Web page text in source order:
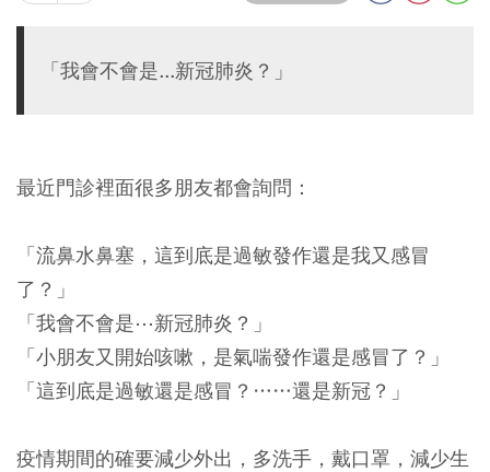
「我會不會是...新冠肺炎？」
最近門診裡面很多朋友都會詢問：
「流鼻水鼻塞，這到底是過敏發作還是我又感冒
了？」
「我會不會是⋯新冠肺炎？」
「小朋友又開始咳嗽，是氣喘發作還是感冒了？」
「這到底是過敏還是感冒？……還是新冠？」
疫情期間的確要減少外出，多洗手，戴口罩，減少生